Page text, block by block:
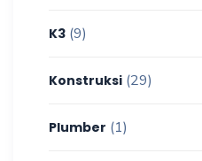
K3 (9)
Konstruksi (29)
Plumber (1)